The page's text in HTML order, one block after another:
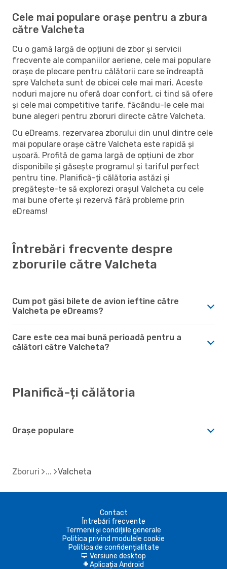
Cele mai populare orașe pentru a zbura
către Valcheta
Cu o gamă largă de opțiuni de zbor și servicii
frecvente ale companiilor aeriene, cele mai populare
orașe de plecare pentru călătorii care se îndreaptă
spre Valcheta sunt de obicei cele mai mari. Aceste
noduri majore nu oferă doar confort, ci tind să ofere
și cele mai competitive tarife, făcându-le cele mai
bune alegeri pentru zboruri directe către Valcheta.
Cu eDreams, rezervarea zborului din unul dintre cele
mai populare orașe către Valcheta este rapidă și
ușoară. Profită de gama largă de opțiuni de zbor
disponibile și găsește programul și tariful perfect
pentru tine. Planifică-ți călătoria astăzi și
pregătește-te să explorezi orașul Valcheta cu cele
mai bune oferte și rezervă fără probleme prin
eDreams!
Întrebări frecvente despre
zborurile către Valcheta
Cum pot găsi bilete de avion ieftine către
Valcheta pe eDreams?
Care este cea mai bună perioadă pentru a
călători către Valcheta?
Planifică-ți călătoria
Orașe populare
Zboruri Valcheta
Contact
Întrebări frecvente
Termenii și condițiile generale
Politica privind modulele cookie
Politica de confidențialitate
d Versiune desktop
A Aplicația Android